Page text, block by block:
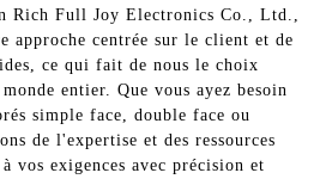
Rich Full Joy Electronics Co., Ltd.,
approche centrée sur le client et de
ce qui fait de nous le choix
entier. Que vous ayez besoin
simple face, double face ou
de l'expertise et des ressources
vos exigences avec précision et